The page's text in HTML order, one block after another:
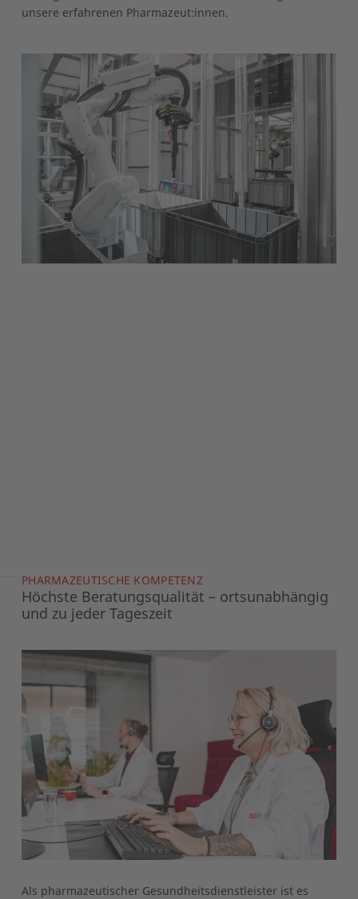
unsere erfahrenen Pharmazeut:innen.
PHARMAZEUTISCHE KOMPETENZ
Höchste Beratungsqualität – ortsunabhängig
und zu jeder Tageszeit
Als pharmazeutischer Gesundheitsdienstleister ist es